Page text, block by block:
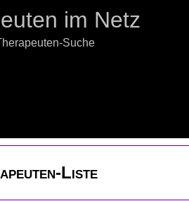
im Netz
Suche
Liste